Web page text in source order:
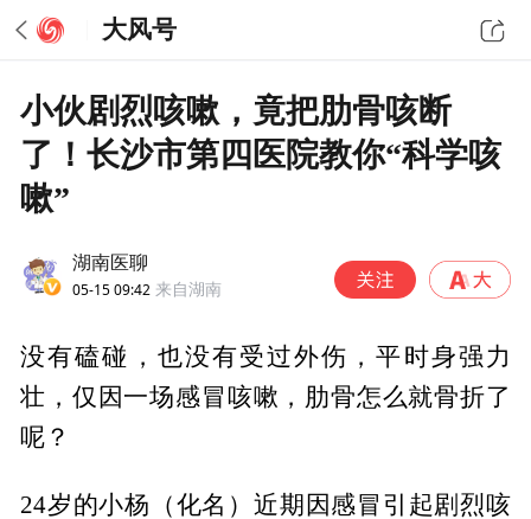
大风号
小伙剧烈咳嗽，竟把肋骨咳断
了！长沙市第四医院教你“科学咳
嗽”
湖南医聊
05-15 09:42 来自湖南
没有磕碰，也没有受过外伤，平时身强力
壮，仅因一场感冒咳嗽，肋骨怎么就骨折了
呢？
24岁的小杨（化名）近期因感冒引起剧烈咳